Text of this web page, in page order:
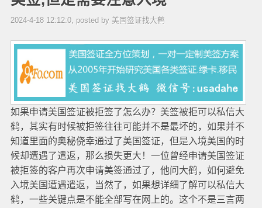
2024-4-18 12:12:0, posted by 美国签证找大鹤
如果申请美国签证被拒签了怎么办？美签被拒可以私信大
鹤，其实有时候被拒签往往可能并不是最坏的，如果并不
知道里面的奥秘侥幸通过了美国签证，但是入境美国的时
候却遭遇了遣返，那么损失更大！一位曾经申请美国签证
被拒签的客户再次申请美签通过了，他问大鹤，如何避免
入境美国遭遇遣返，当然了，如果想详细了解可以私信大
鹤，一些关键点是不能全部写在网上的。这个不是三言两